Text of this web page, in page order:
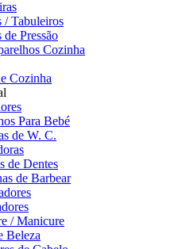
/ Tabuleiros
de Pressão
Cozinha
Cozinha
Para Bebé
de W. C.
de Dentes
de Barbear
/ Manicure
Beleza